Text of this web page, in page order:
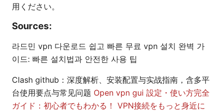
用ください。
Sources:
라드민 vpn 다운로드 쉽고 빠른 무료 vpn 설치 완벽 가
이드: 빠른 설치법과 안전한 사용 팁
Clash github：深度解析、安装配置与实战指南，含多平
台使用要点与常见问题 Open vpn gui 設定・使い方完全
ガイド：初心者でもわかる！ VPN接続をもっと身近に